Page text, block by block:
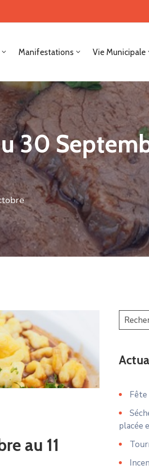
Manifestations Vie Municipale
30
au 11
placée